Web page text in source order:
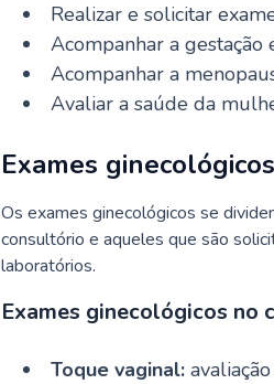
Realizar e solicitar
Acompanhar a gestação
Acompanhar a
Avaliar a saúde da
Exames ginecológicos
Os exames ginecológicos se
consultório e aqueles que são
laboratórios.
Exames ginecológicos no
Toque vaginal: